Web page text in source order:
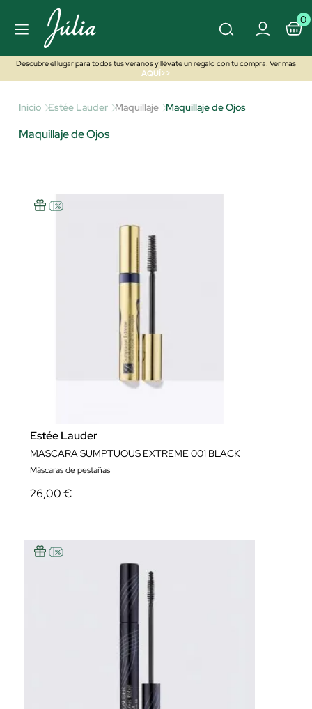
0
Descubre el lugar para todos tus veranos y llévate un regalo con tu compra. Ver más
AQUÍ>>
Inicio Estée Lauder Maquillaje Maquillaje de Ojos
Maquillaje de Ojos
Estée Lauder
MASCARA SUMPTUOUS EXTREME 001 BLACK
Máscaras de pestañas
26,00 €